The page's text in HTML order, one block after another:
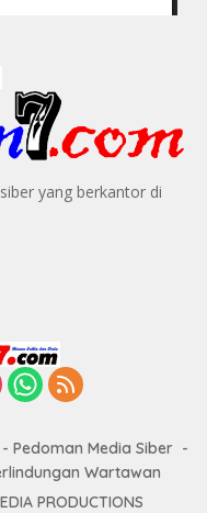
yang berkantor di
Pedoman Media Siber
Wartawan
PRODUCTIONS